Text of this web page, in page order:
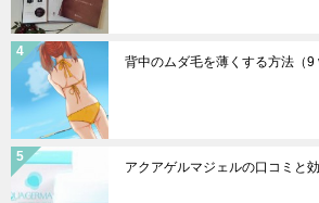
背中のムダ毛を薄くする方法 （
アクアゲルマジェルの口コミと